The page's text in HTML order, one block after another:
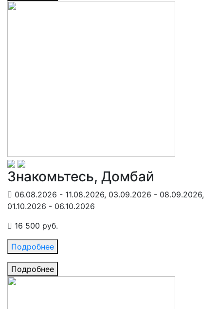
Знакомьтесь, Домбай
06.08.2026 - 11.08.2026, 03.09.2026 - 08.09.2026,
01.10.2026 - 06.10.2026
16 500 руб.
Подробнее
Подробнее